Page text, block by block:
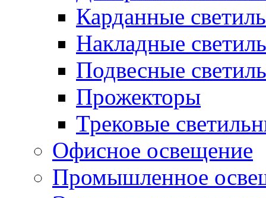
Карданные
Накладные
Подвесные
Прожекторы
Трековые
Офисное освещение
Промышленное